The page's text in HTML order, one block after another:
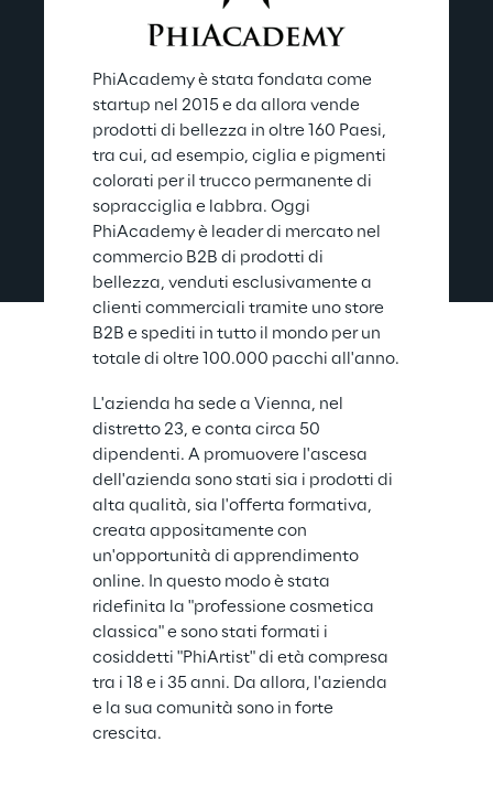
PhiAcademy è stata fondata come
startup nel 2015 e da allora vende
prodotti di bellezza in oltre 160 Paesi,
tra cui, ad esempio, ciglia e pigmenti
colorati per il trucco permanente di
sopracciglia e labbra. Oggi
PhiAcademy è leader di mercato nel
commercio B2B di prodotti di
bellezza, venduti esclusivamente a
clienti commerciali tramite uno store
B2B e spediti in tutto il mondo per un
totale di oltre 100.000 pacchi all'anno.
L'azienda ha sede a Vienna, nel
distretto 23, e conta circa 50
dipendenti. A promuovere l'ascesa
dell'azienda sono stati sia i prodotti di
alta qualità, sia l'offerta formativa,
creata appositamente con
un'opportunità di apprendimento
online. In questo modo è stata
ridefinita la "professione cosmetica
classica" e sono stati formati i
cosiddetti "PhiArtist" di età compresa
tra i 18 e i 35 anni. Da allora, l'azienda
e la sua comunità sono in forte
crescita.